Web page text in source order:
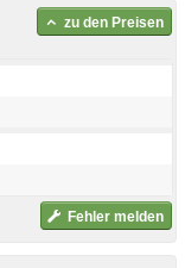
zu den Preisen
Fehler melden